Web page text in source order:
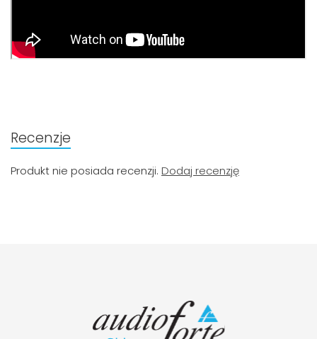
Recenzje
Produkt nie posiada recenzji. Dodaj recenzję